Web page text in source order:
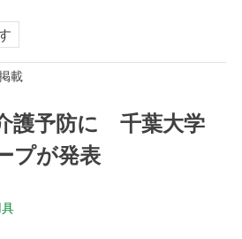
載
護予防に 千葉大学
プが発表